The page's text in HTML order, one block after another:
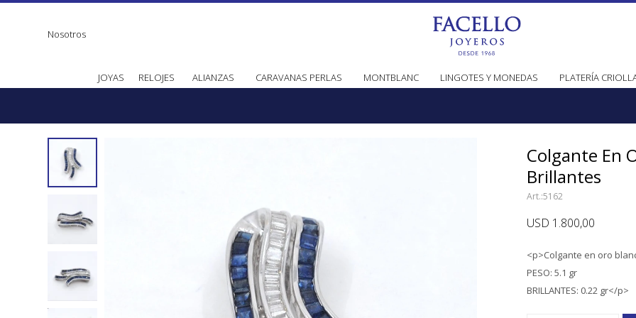
JOYAS RELOJES ALIANZAS CARAVANAS PERLAS MONTBLANC LINGOTES Y MONEDAS PLATERÍA
Nosotros
Colgante En
Brillantes
5162
USD 1.800,00
<p>Colgante en oro
PESO: 5.1 gr
BRILLANTES: 0.22 gr</p>